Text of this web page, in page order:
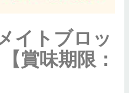
イトブロッ
賞味期限：